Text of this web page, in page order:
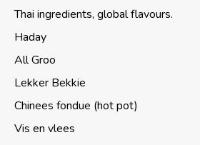
Thai ingredients, global flavours.
Haday
All Groo
Lekker Bekkie
Chinees fondue (hot pot)
Vis en vlees